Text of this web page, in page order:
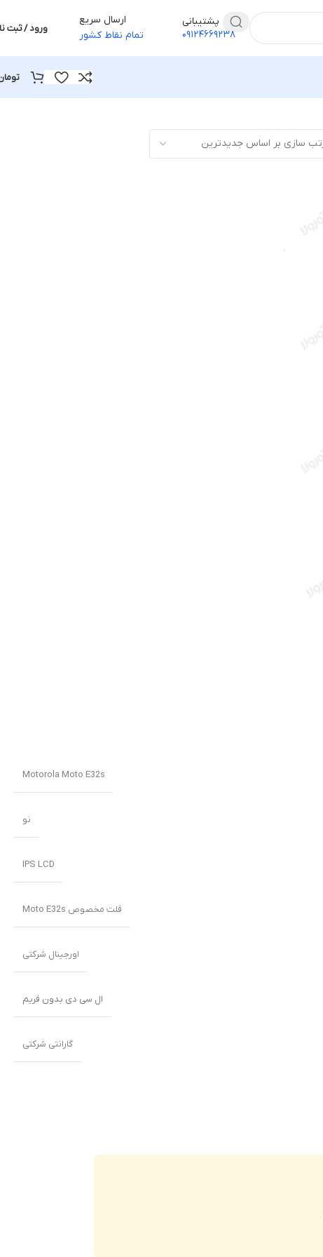
پشتیبانی
۰۹۱۲۴۶۶۹۲۳۸
ارسال سریع
تمام نقاط کشور
ورود / ثبت
Motorola Moto E32s
نو
IPS LCD
فلت مخصوص Moto E32s
اورجینال شرکتی
ال سی دی بدون فریم
گارانتی شرکتی